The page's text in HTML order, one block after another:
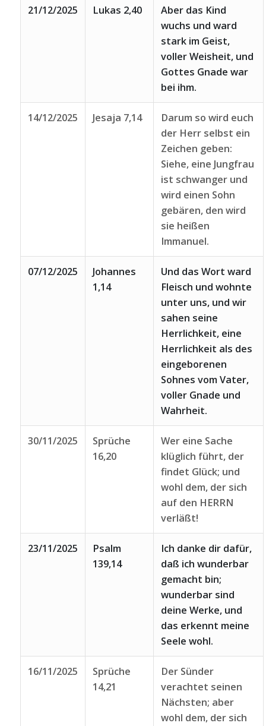
21/12/2025 Lukas 2,40
Aber das Kind
wuchs und ward
stark im Geist,
voller Weisheit, und
Gottes Gnade war
bei ihm.
14/12/2025 Jesaja 7,14
Darum so wird euch
der Herr selbst ein
Zeichen geben:
Siehe, eine Jungfrau
ist schwanger und
wird einen Sohn
gebären, den wird
sie heißen
Immanuel.
07/12/2025
Johannes
1,14
Und das Wort ward
Fleisch und wohnte
unter uns, und wir
sahen seine
Herrlichkeit, eine
Herrlichkeit als des
eingeborenen
Sohnes vom Vater,
voller Gnade und
Wahrheit.
30/11/2025
Sprüche
16,20
Wer eine Sache
klüglich führt, der
findet Glück; und
wohl dem, der sich
auf den HERRN
verläßt!
23/11/2025
Psalm
139,14
Ich danke dir dafür,
daß ich wunderbar
gemacht bin;
wunderbar sind
deine Werke, und
das erkennt meine
Seele wohl.
16/11/2025
Sprüche
14,21
Der Sünder
verachtet seinen
Nächsten; aber
wohl dem, der sich